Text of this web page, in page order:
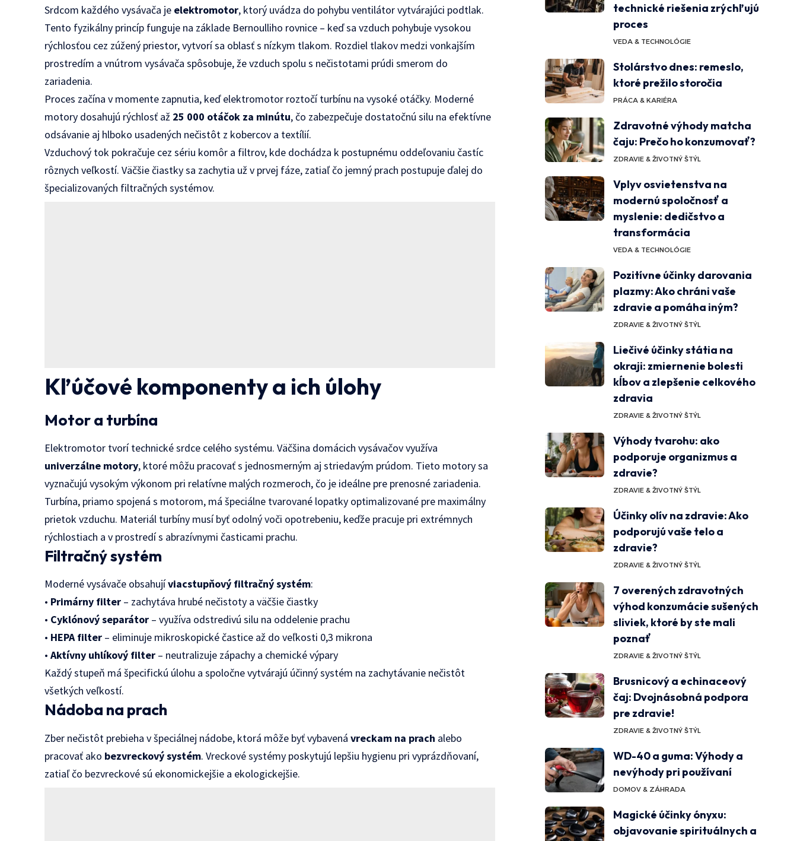
Srdcom každého vysávača je elektromotor, ktorý uvádza do pohybu ventilátor vytvárajúci podtlak.
Tento fyzikálny princíp funguje na základe Bernoulliho rovnice – keď sa vzduch pohybuje vysokou
rýchlosťou cez zúžený priestor, vytvorí sa oblasť s nízkym tlakom. Rozdiel tlakov medzi vonkajším
prostredím a vnútrom vysávača spôsobuje, že vzduch spolu s nečistotami prúdi smerom do
zariadenia.
Proces začína v momente zapnutia, keď elektromotor roztočí turbínu na vysoké otáčky. Moderné
motory dosahujú rýchlosť až 25 000 otáčok za minútu, čo zabezpečuje dostatočnú silu na efektívne
odsávanie aj hlboko usadených nečistôt z kobercov a textílií.
Vzduchový tok pokračuje cez sériu komôr a filtrov, kde dochádza k postupnému oddeľovaniu častíc
rôznych veľkostí. Väčšie čiastky sa zachytia už v prvej fáze, zatiaľ čo jemný prach postupuje ďalej do
špecializovaných filtračných systémov.
Kľúčové komponenty a ich úlohy
Motor a turbína
Elektromotor tvorí technické srdce celého systému. Väčšina domácich vysávačov využíva
univerzálne motory, ktoré môžu pracovať s jednosmerným aj striedavým prúdom. Tieto motory sa
vyznačujú vysokým výkonom pri relatívne malých rozmeroch, čo je ideálne pre prenosné zariadenia.
Turbína, priamo spojená s motorom, má špeciálne tvarované lopatky optimalizované pre maximálny
prietok vzduchu. Materiál turbíny musí byť odolný voči opotrebeniu, keďže pracuje pri extrémnych
rýchlostiach a v prostredí s abrazívnymi časticami prachu.
Filtračný systém
Moderné vysávače obsahujíviacstupňový filtračný systém:
• Primárny filter – zachytáva hrubé nečistoty a väčšie čiastky
• Cyklónový separátor – využíva odstredivú silu na oddelenie prachu
• HEPA filter – eliminuje mikroskopické častice až do veľkosti 0,3 mikrona
•Aktívny uhlíkový filter – neutralizuje zápachy a chemické výpary
Každý stupeň má špecifickú úlohu a spoločne vytvárajú účinný systém na zachytávanie nečistôt
všetkých veľkostí.
Nádoba na prach
Zber nečistôt prebieha v špeciálnej nádobe, ktorá môže byť vybavenávreckam na prach alebo
pracovať ako bezvreckový systém. Vreckové systémy poskytujú lepšiu hygienu pri vyprázdňovaní,
zatiaľ čo bezvreckové sú ekonomickejšie a ekologickejšie.
technické riešenia zrýchľujú
proces
VEDA & TECHNOLÓGIE
Stolárstvo dnes: remeslo,
ktoré prežilo storočia
PRÁCA & KARIÉRA
Zdravotné výhody matcha
čaju: Prečo ho konzumovať?
ZDRAVIE & ŽIVOTNÝ ŠTÝL
Vplyv osvietenstva na
modernú spoločnosť a
myslenie: dedičstvo a
transformácia
VEDA & TECHNOLÓGIE
Pozitívne účinky darovania
plazmy: Ako chráni vaše
zdravie a pomáha iným?
ZDRAVIE & ŽIVOTNÝ ŠTÝL
Liečivé účinky státia na
okraji: zmiernenie bolesti
kĺbov a zlepšenie celkového
zdravia
ZDRAVIE & ŽIVOTNÝ ŠTÝL
Výhody tvarohu: ako
podporuje organizmus a
zdravie?
ZDRAVIE & ŽIVOTNÝ ŠTÝL
Účinky olív na zdravie: Ako
podporujú vaše telo a
zdravie?
ZDRAVIE & ŽIVOTNÝ ŠTÝL
7 overených zdravotných
výhod konzumácie sušených
sliviek, ktoré by ste mali
poznať
ZDRAVIE & ŽIVOTNÝ ŠTÝL
Brusnicový a echinaceový
čaj: Dvojnásobná podpora
pre zdravie!
ZDRAVIE & ŽIVOTNÝ ŠTÝL
WD-40 a guma: Výhody a
nevýhody pri používaní
DOMOV & ZÁHRADA
Magické účinky ónyxu:
objavovanie spirituálnych a